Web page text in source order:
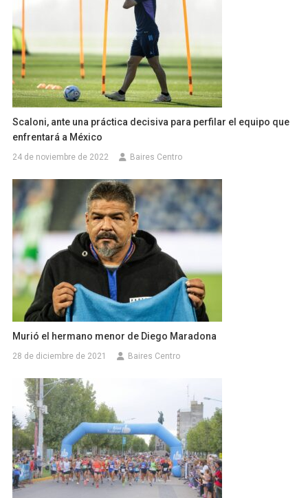
Scaloni, ante una práctica decisiva para perfilar el equipo que
enfrentará a México
24 de noviembre de 2022 Baires Centro
Murió el hermano menor de Diego Maradona
28 de diciembre de 2021 Baires Centro